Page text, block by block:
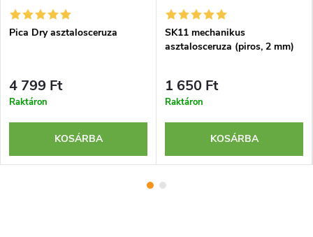
Pica Dry asztalosceruza
4 799 Ft
Raktáron
KOSÁRBA
SK11 mechanikus
asztalosceruza (piros, 2 mm)
1 650 Ft
Raktáron
KOSÁRBA